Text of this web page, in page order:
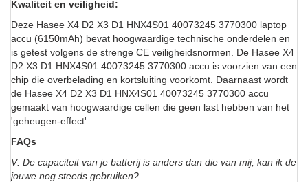
Kwaliteit en veiligheid:
Deze Hasee X4 D2 X3 D1 HNX4S01 40073245 3770300 laptop
accu (6150mAh) bevat hoogwaardige technische onderdelen en
is getest volgens de strenge CE veiligheidsnormen. De Hasee X4
D2 X3 D1 HNX4S01 40073245 3770300 accu is voorzien van een
chip die overbelading en kortsluiting voorkomt. Daarnaast wordt
de Hasee X4 D2 X3 D1 HNX4S01 40073245 3770300 accu
gemaakt van hoogwaardige cellen die geen last hebben van het
'geheugen-effect'.
FAQs
V: De capaciteit van je batterij is anders dan die van mij, kan ik de
jouwe nog steeds gebruiken?